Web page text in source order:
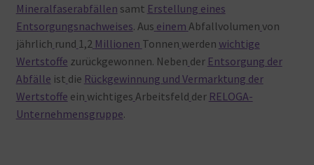
Mineralfaserabfällen samt Erstellung eines
Entsorgungsnachweises. Aus einem Abfallvolumen von
jährlich rund 1,2 Millionen Tonnen werden wichtige
Wertstoffe zurückgewonnen. Neben der Entsorgung der
Abfälle ist die Rückgewinnung und Vermarktung der
Wertstoffe ein wichtiges Arbeitsfeld der RELOGA-
Unternehmensgruppe.